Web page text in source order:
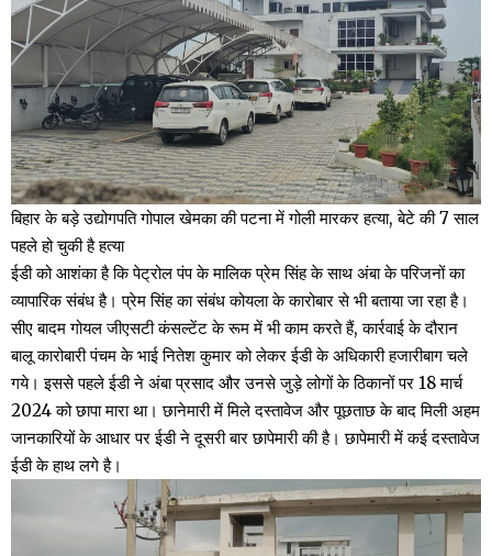
बिहार के बड़े उद्योगपति गोपाल खेमका की पटना में गोली मारकर हत्या, बेटे की 7 साल
पहले हो चुकी है हत्या
ईडी को आशंका है कि पेट्रोल पंप के मालिक प्रेम सिंह के साथ अंबा के परिजनों का
व्यापारिक संबंध है। प्रेम सिंह का संबंध कोयला के कारोबार से भी बताया जा रहा है।
सीए बादम गोयल जीएसटी कंसल्टेंट के रूम में भी काम करते हैं, कार्रवाई के दौरान
बालू कारोबारी पंचम के भाई नितेश कुमार को लेकर ईडी के अधिकारी हजारीबाग चले
गये। इससे पहले ईडी ने अंबा प्रसाद और उनसे जुड़े लोगों के ठिकानों पर 18 मार्च
2024 को छापा मारा था। छानेमारी में मिले दस्तावेज और पूछताछ के बाद मिली अहम
जानकारियों के आधार पर ईडी ने दूसरी बार छापेमारी की है। छापेमारी में कई दस्तावेज
ईडी के हाथ लगे है।